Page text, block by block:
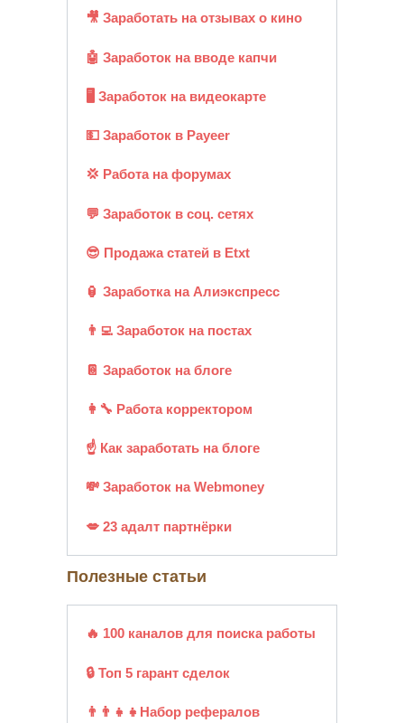
🎥 Заработать на отзывах о кино
🤖 Заработок на вводе капчи
🖥️ Заработок на видеокарте
💵 Заработок в Payeer
💢 Работа на форумах
💬 Заработок в соц. сетях
😎 Продажа статей в Etxt
🏮 Заработка на Алиэкспресс
👨‍💻 Заработок на постах
📔 Заработок на блоге
👩‍🔧 Работа корректором
☝ Как заработать на блоге
💸 Заработок на Webmoney
💋 23 адалт партнёрки
Полезные статьи
🔥 100 каналов для поиска работы
🔒 Топ 5 гарант сделок
👨‍👨‍👧‍👧Набор рефералов